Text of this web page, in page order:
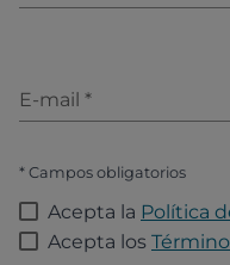
E-mail *
* Campos obligatorios
Acepta la Política
Acepta los